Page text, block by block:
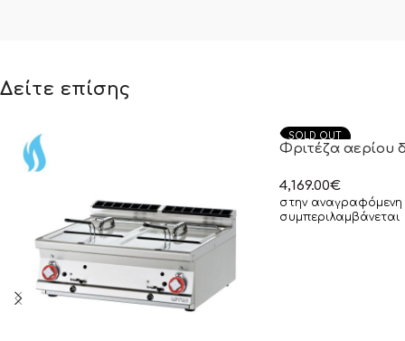
Δείτε επίσης
SOLD OUT
Φριτέζα αερίου
4,169.00€
στην αναγραφόμενη